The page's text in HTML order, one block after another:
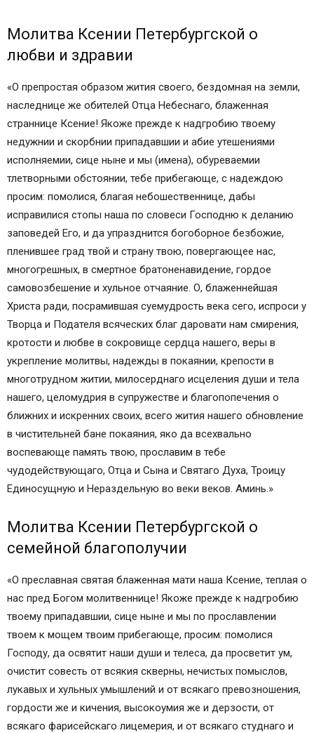
Молитва Ксении Петербургской о
любви и здравии
«О препростая образом жития своего, бездомная на земли,
наследнице же обителей Отца Небеснаго, блаженная
страннице Ксение! Якоже прежде к надгробию твоему
недужнии и скорбнии припадавшии и абие утешениями
исполняемии, сице ныне и мы (имена), обуреваемии
тлетворными обстоянии, тебе прибегающе, с надеждою
просим: помолися, благая небошественнице, дабы
исправилися стопы наша по словеси Господню к деланию
заповедей Его, и да упразднится богоборное безбожие,
пленившее град твой и страну твою, повергающее нас,
многогрешных, в смертное братоненавидение, гордое
самовозбешение и хульное отчаяние. О, блаженнейшая
Христа ради, посрамившая суемудрость века сего, испроси у
Творца и Подателя всяческих благ даровати нам смирения,
кротости и любве в сокровище сердца нашего, веры в
укрепление молитвы, надежды в покаянии, крепости в
многотрудном житии, милосерднаго исцеления души и тела
нашего, целомудрия в супружестве и благопопечения о
ближних и искренних своих, всего жития нашего обновление
в чистительней бане покаяния, яко да всехвально
воспевающе память твою, прославим в тебе
чудодействующаго, Отца и Сына и Святаго Духа, Троицу
Единосущную и Нераздельную во веки веков. Аминь.»
Молитва Ксении Петербургской о
семейной благополучии
«О преславная святая блаженная мати наша Ксение, теплая о
нас пред Богом молитвеннице! Якоже прежде к надгробию
твоему припадавшии, сице ныне и мы по прославлении
твоем к мощем твоим прибегающе, просим: помолися
Господу, да освятит наши души и телеса, да просветит ум,
очистит совесть от всякия скверны, нечистых помыслов,
лукавых и хульных умышлений и от всякаго превозношения,
гордости же и кичения, высокоумия же и дерзости, от
всякаго фарисейскаго лицемерия, и от всякаго студнаго и